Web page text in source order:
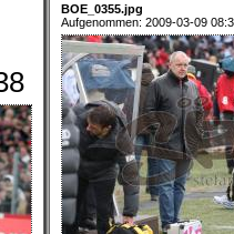
BOE_0355.jpg
Aufgenommen: 2009-03-09